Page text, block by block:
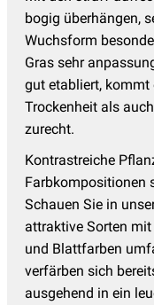
bogig überhängen,
Wuchsform
Gras sehr
gut etabliert,
Trockenheit als
zurecht.
Kontrastreiche
Farbkompositionen
Schauen Sie in
attraktive Sorten
und Blattfarben
verfärben sich
ausgehend in ein